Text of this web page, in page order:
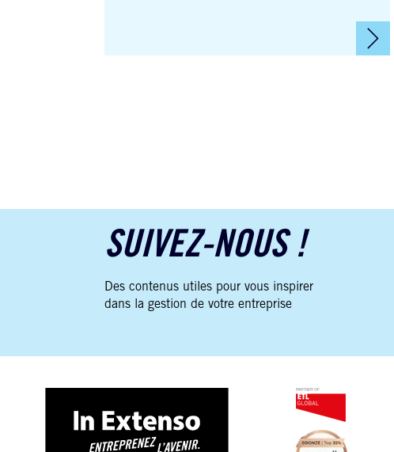
SUIVEZ-NOUS !
Des contenus utiles pour vous inspirer
dans la gestion de votre entreprise